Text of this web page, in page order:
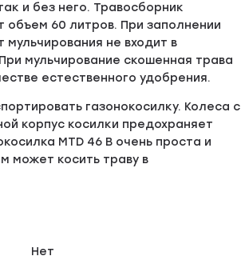
и без него. Травосборник
объем 60 литров. При заполнении
не входит в
мульчирование скошенная трава
естественного удобрения.
газонокосилку. Колеса с
корпус косилки предохраняет
MTD 46 B очень проста и
может косить траву в
Нет